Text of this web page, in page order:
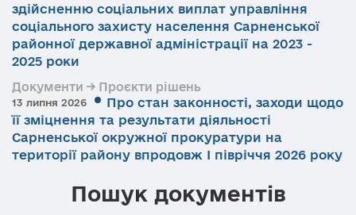
здійсненню соціальних виплат управління
соціального захисту населення Сарненської
районної державної адміністрації на 2023 -
2025 роки
Документи → Проєкти рішень
13 липня 2026
Про стан законності, заходи щодо
її зміцнення та результати діяльності
Сарненської окружної прокуратури на
території району впродовж І півріччя 2026 року
Пошук документів